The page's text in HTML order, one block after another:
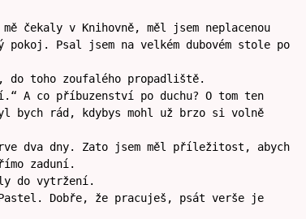
čekaly v Knihovně, měl jsem neplacenou
Psal jsem na velkém dubovém stole po
do toho zoufalého propadliště.
A co příbuzenství po duchu? O tom ten
bych rád, kdybys mohl už brzo si volně
dva dny. Zato jsem měl příležitost, abych
zaduní.
do vytržení.
Dobře, že pracuješ, psát verše je